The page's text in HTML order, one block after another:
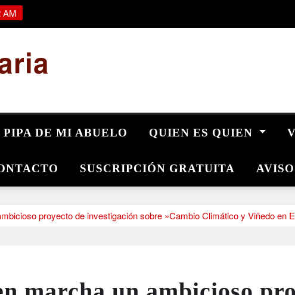
AM
PIPA DE MI ABUELO QUIEN ES QUIEN
SUSCRIPCIÓN GRATUITA
proyecto de investigación sobre »Cambio Climático y Viñedo en